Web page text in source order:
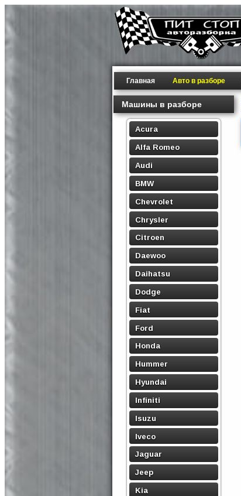
Главная Авто в разборе
Машины в разборе
Acura
Alfa Romeo
Audi
BMW
Chevrolet
Chrysler
Citroen
Daewoo
Daihatsu
Dodge
Fiat
Ford
Honda
Hummer
Hyundai
Infiniti
Isuzu
Iveco
Jaguar
Jeep
Kia